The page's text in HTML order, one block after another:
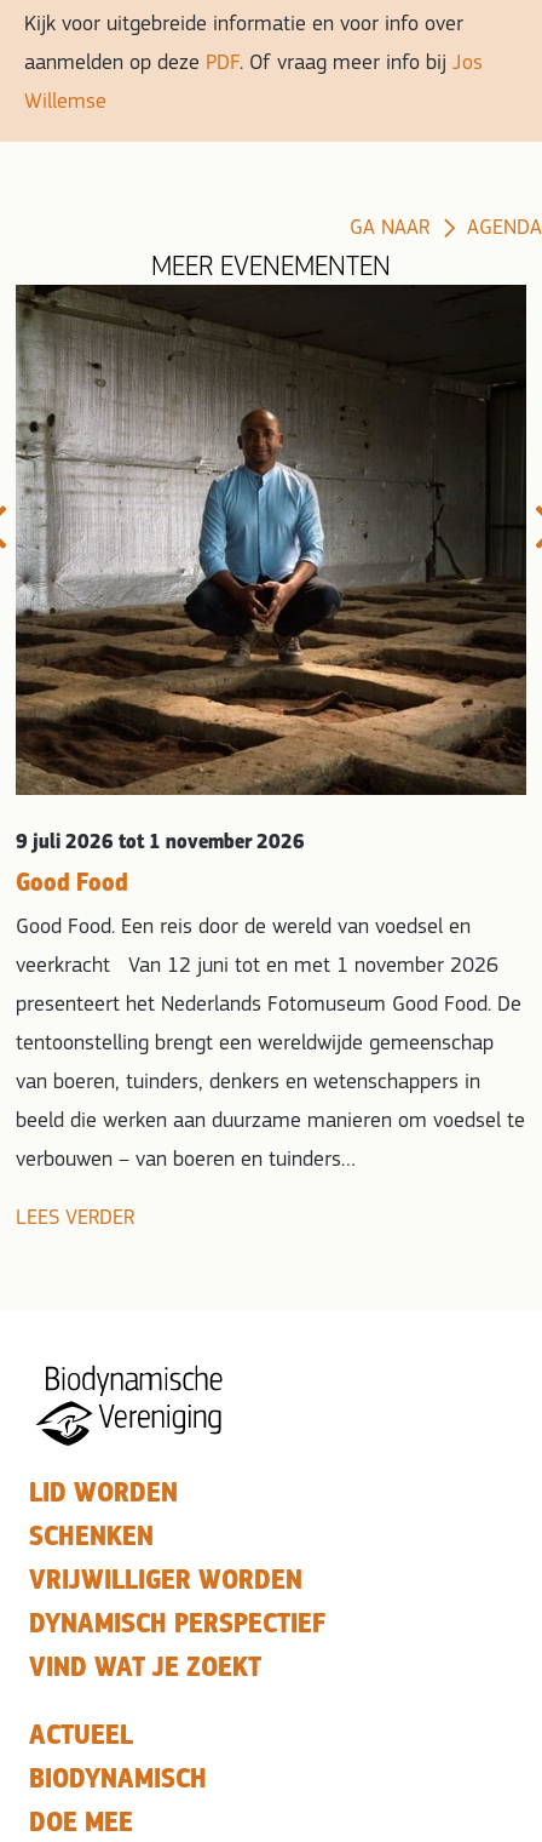
Kijk voor uitgebreide informatie en voor info over
aanmelden op deze PDF. Of vraag meer info bij Jos
Willemse
GA NAAR AGENDA
MEER EVENEMENTEN
9 juli 2026tot 1 november 2026
Good Food
Good Food. Een reis door de wereld van voedsel en
veerkracht Van 12 juni tot en met 1 november 2026
presenteert het Nederlands Fotomuseum Good Food. De
tentoonstelling brengt een wereldwijde gemeenschap
van boeren, tuinders, denkers en wetenschappers in
beeld die werken aan duurzame manieren om voedsel te
verbouwen – van boeren en tuinders…
LEES VERDER
LID WORDEN
SCHENKEN
VRIJWILLIGER WORDEN
DYNAMISCH PERSPECTIEF
VIND WAT JE ZOEKT
ACTUEEL
BIODYNAMISCH
DOE MEE